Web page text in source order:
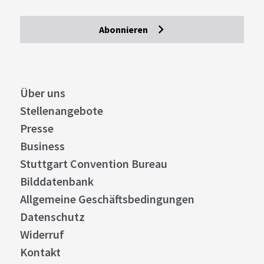
Abonnieren
Über uns
Stellenangebote
Presse
Business
Stuttgart Convention Bureau
Bilddatenbank
Allgemeine Geschäftsbedingungen
Datenschutz
Widerruf
Kontakt